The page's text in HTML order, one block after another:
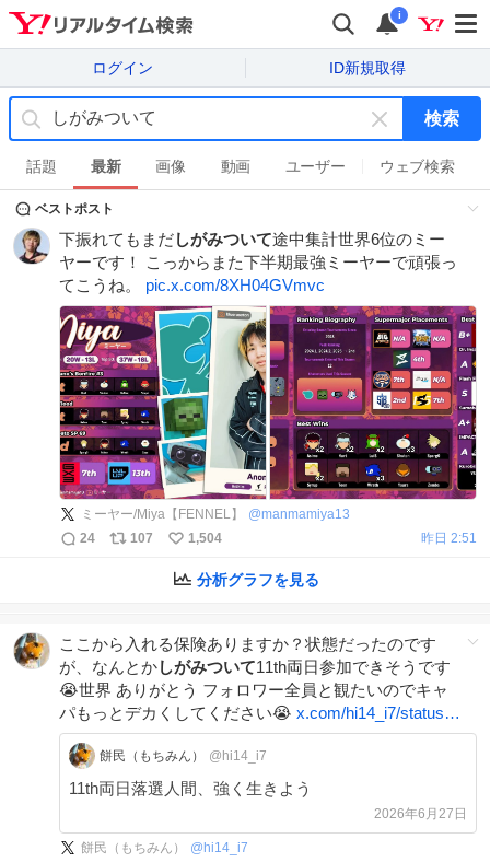
i
ログイン ID新規取得
キ
ー
ワ
ド
を
す
検索
話題 最新 画像 動画 ユーザー ウェブ検索
ベストポスト
下振れてもまだしがみついて途中集計世界6位のミー
ヤーです！ こっからまた下半期最強ミーヤーで頑張っ
てこうね。 pic.x.com/8XH04GVmvc
ミーヤー/Miya【FENNEL】 @manmamiya13
24
107 1,504 昨日 2:51
分析グラフを見る
ここから入れる保険ありますか？状態だったのです
が、なんとかしがみついて11th両日参加できそうです
😭世界 ありがとう フォロワー全員と観たいのでキャ
パもっとデカくしてください😭 x.com/hi14_i7/status…
餅民（もちみん） @hi14_i7
11th両日落選人間、強く生きよう
2026年6月27日
餅民（もちみん） @ hi14_i7